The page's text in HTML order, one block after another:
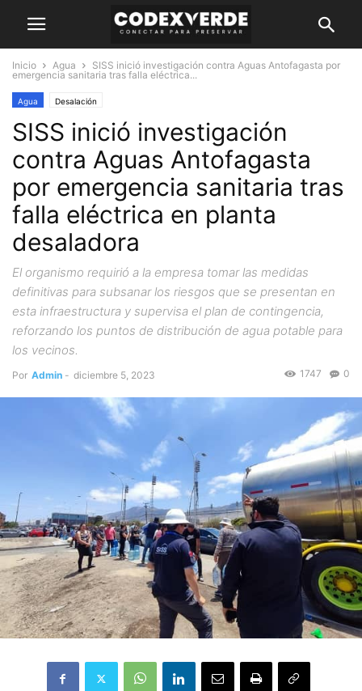
Inicio Agua
SISS inició investigación contra Aguas Antofagasta por
emergencia sanitaria tras falla eléctrica...
Agua Desalación
SISS inició investigación
contra Aguas Antofagasta
por emergencia sanitaria tras
falla eléctrica en planta
desaladora
El organismo requirió a la empresa tomar las medidas
definitivas para subsanar los riesgos que se presentan en
esta infraestructura y supervisa el plan de contingencia,
reforzando los puntos de distribución de agua potable para
los vecinos.
Por Admin - diciembre 5, 2023 0
1747